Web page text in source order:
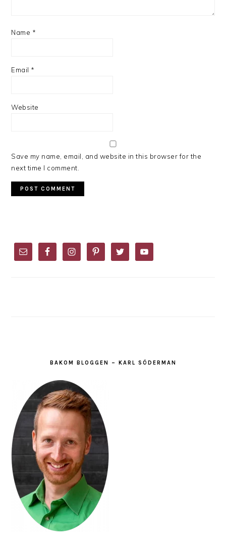
Name *
Email *
Website
Save my name, email, and website in this browser for the
next time I comment.
SIDEBAR
BAKOM BLOGGEN – KARL SÖDERMAN